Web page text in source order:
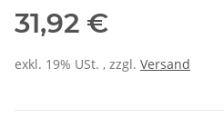
31,92 €
exkl. 19% USt. , zzgl. Versand